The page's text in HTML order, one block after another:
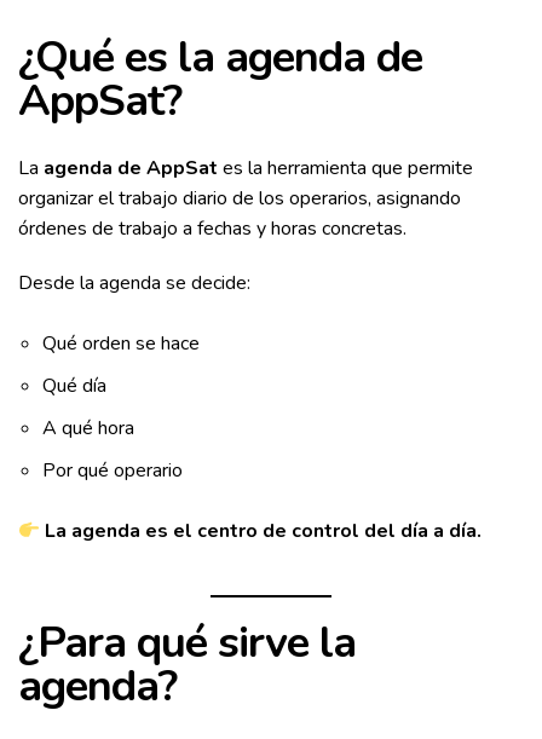
¿Qué es la agenda de
AppSat?
La agenda de AppSat es la herramienta que permite
organizar el trabajo diario de los operarios, asignando
órdenes de trabajo a fechas y horas concretas.
Desde la agenda se decide:
Qué orden se hace
Qué día
A qué hora
Por qué operario
La agenda es el centro de control del día a día.
¿Para qué sirve la
agenda?